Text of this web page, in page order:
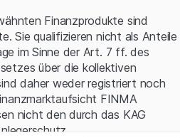
Finanzprodukte sind
Sie qualifizieren nicht als Anteile
im Sinne der Art. 7 ff. des
über die kollektiven
daher weder registriert noch
FINMA
nicht den durch das KAG